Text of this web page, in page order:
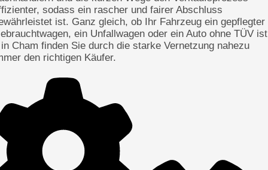
sodass ein rascher und fairer Abschluss
ist. Ganz gleich, ob Ihr Fahrzeug ein gepflegter
ein Unfallwagen oder ein Auto ohne TÜV ist
Cham finden Sie durch die starke Vernetzung nahezu
den richtigen Käufer.